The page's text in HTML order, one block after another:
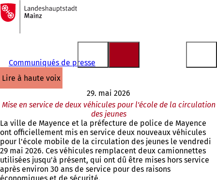
Accéder au contenu
Vers
la
page
d'accueil
Communiqués de presse
lire à haute voix
29. mai 2026
Mise en service de deux véhicules pour l'école de la circulation
des jeunes
La ville de Mayence et la préfecture de police de Mayence
ont officiellement mis en service deux nouveaux véhicules
pour l'école mobile de la circulation des jeunes le vendredi
29 mai 2026. Ces véhicules remplacent deux camionnettes
utilisées jusqu'à présent, qui ont dû être mises hors service
après environ 30 ans de service pour des raisons